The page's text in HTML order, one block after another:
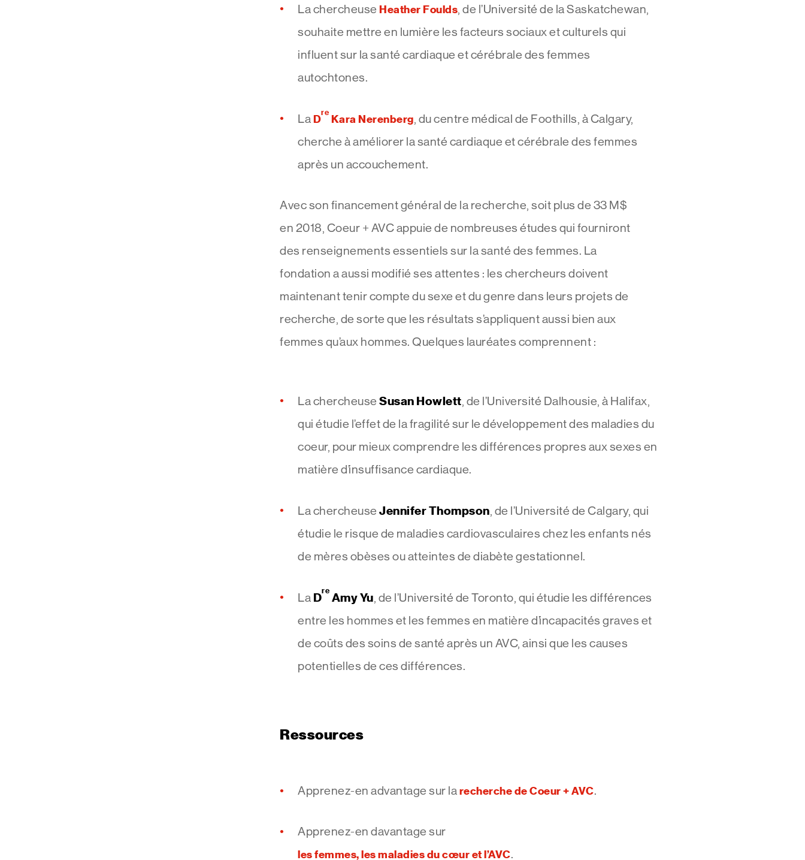
La chercheuse Heather Foulds, de l’Université de la Saskatchewan,
souhaite mettre en lumière les facteurs sociaux et culturels qui
influent sur la santé cardiaque et cérébrale des femmes
autochtones.
LaDre Kara Nerenberg, du centre médical de Foothills, à Calgary,
cherche à améliorer la santé cardiaque et cérébrale des femmes
après un accouchement.
Avec son financement général de la recherche, soit plus de 33 M$
en 2018, Coeur + AVC appuie de nombreuses études qui fourniront
des renseignements essentiels sur la santé des femmes. La
fondation a aussi modifié ses attentes : les chercheurs doivent
maintenant tenir compte du sexe et du genre dans leurs projets de
recherche, de sorte que les résultats s’appliquent aussi bien aux
femmes qu’aux hommes. Quelques lauréates comprennent :
La chercheuse Susan Howlett, de l’Université Dalhousie, à Halifax,
qui étudie l’effet de la fragilité sur le développement des maladies du
coeur, pour mieux comprendre les différences propres aux sexes en
matière d’insuffisance cardiaque.
La chercheuse Jennifer Thompson, de l’Université de Calgary, qui
étudie le risque de maladies cardiovasculaires chez les enfants nés
de mères obèses ou atteintes de diabète gestationnel.
La Dre Amy Yu, de l’Université de Toronto, qui étudie les différences
entre les hommes et les femmes en matière d’incapacités graves et
de coûts des soins de santé après un AVC, ainsi que les causes
potentielles de ces différences.
Ressources
Apprenez-en advantage sur larecherche de Coeur + AVC.
Apprenez-en davantage sur
les femmes, les maladies du cœur et l’AVC.